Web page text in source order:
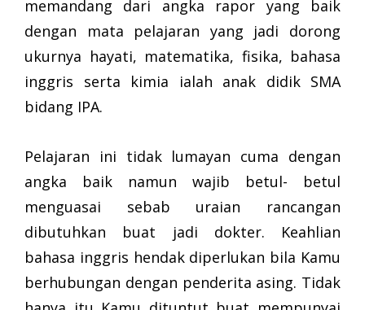
memandang dari angka rapor yang baik
dengan mata pelajaran yang jadi dorong
ukurnya hayati, matematika, fisika, bahasa
inggris serta kimia ialah anak didik SMA
bidang IPA.
Pelajaran ini tidak lumayan cuma dengan
angka baik namun wajib betul- betul
menguasai sebab uraian rancangan
dibutuhkan buat jadi dokter. Keahlian
bahasa inggris hendak diperlukan bila Kamu
berhubungan dengan penderita asing. Tidak